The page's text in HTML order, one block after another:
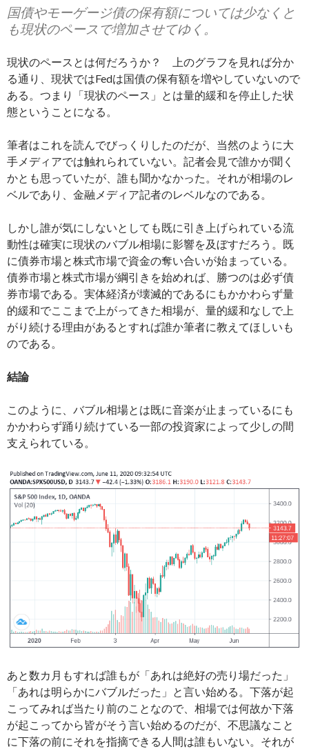
国債やモーゲージ債の保有額については少なくと
も現状のペースで増加させてゆく。
現状のペースとは何だろうか？ 上のグラフを見れば分か
る通り、現状ではFedは国債の保有額を増やしていないので
ある。つまり「現状のペース」とは量的緩和を停止した状
態ということになる。
筆者はこれを読んでびっくりしたのだが、当然のように大
手メディアでは触れられていない。記者会見で誰かが聞く
かとも思っていたが、誰も聞かなかった。それが相場のレ
ベルであり、金融メディア記者のレベルなのである。
しかし誰が気にしないとしても既に引き上げられている流
動性は確実に現状のバブル相場に影響を及ぼすだろう。既
に債券市場と株式市場で資金の奪い合いが始まっている。
債券市場と株式市場が綱引きを始めれば、勝つのは必ず債
券市場である。実体経済が壊滅的であるにもかかわらず量
的緩和でここまで上がってきた相場が、量的緩和なしで上
がり続ける理由があるとすれば誰か筆者に教えてほしいも
のである。
結論
このように、バブル相場とは既に音楽が止まっているにも
かかわらず踊り続けている一部の投資家によって少しの間
支えられている。
あと数カ月もすれば誰もが「あれは絶好の売り場だった」
「あれは明らかにバブルだった」と言い始める。下落が起
こってみれば当たり前のことなので、相場では何故か下落
が起こってから皆がそう言い始めるのだが、不思議なこと
に下落の前にそれを指摘できる人間は誰もいない。それが